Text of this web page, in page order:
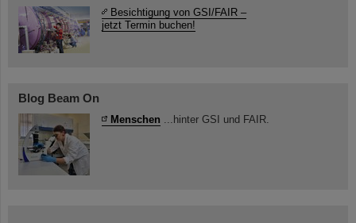
Besichtigung von GSI/FAIR –
jetzt Termin buchen!
Blog Beam On
Menschen ...hinter GSI und FAIR.